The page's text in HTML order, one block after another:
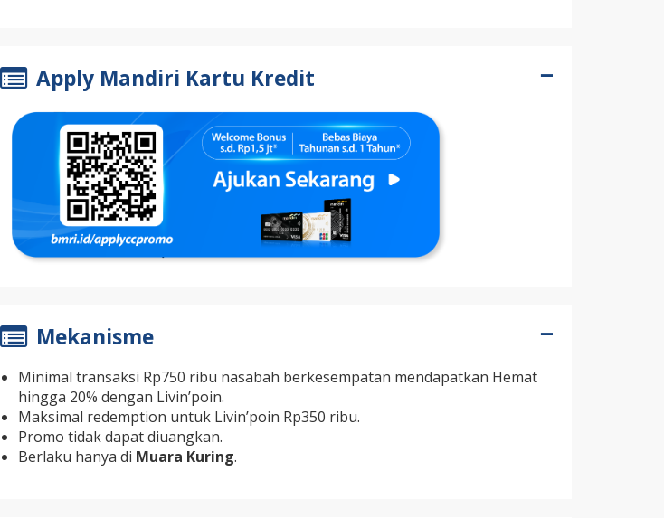
Apply Mandiri Kartu Kredit
Mekanisme
Minimal transaksi Rp750 ribu nasabah berkesempatan mendapatkan Hemat
hingga 20% dengan Livin’poin.
Maksimal redemption untuk Livin’poin Rp350 ribu.
Promo tidak dapat diuangkan.
Berlaku hanya di Muara Kuring.